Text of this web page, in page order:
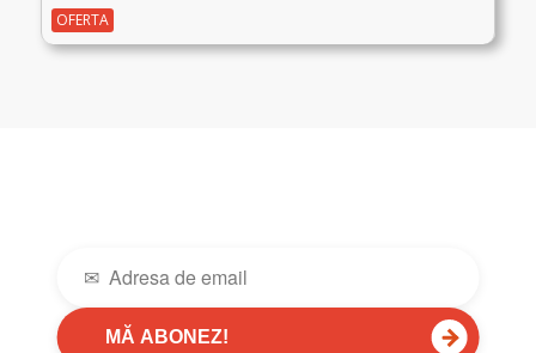
649.99 lei.
OFERTA
MĂ ABONEZ! →